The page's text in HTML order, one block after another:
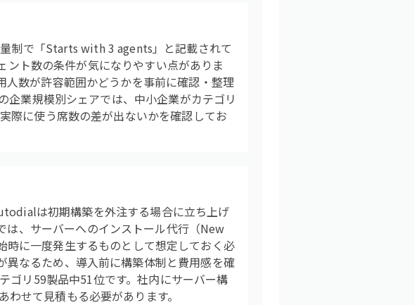
制で「Starts with 3 agents」と記載されて
ント数の条件が気になりやすい点がありま
数が許容範囲かどうかを事前に確認・整理
企業規模別シェアでは、中小企業がカテゴリ
際に使う席数の差が出ないかを確認してお
は初期構築を外注する場合に立ち上げ
、サーバーへのインストール代行（New
に一度発生するものとして想定しておく必
異なるため、導入前に構築体制と費用感を確
ゴリ59製品中51位です。社内にサーバー構
せて見積もる必要があります。